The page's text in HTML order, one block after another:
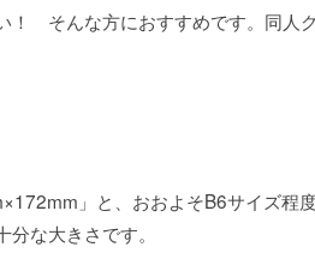
！ そんな方におすすめです。同人
」と、おおよそB6サイズ程
な大きさです。